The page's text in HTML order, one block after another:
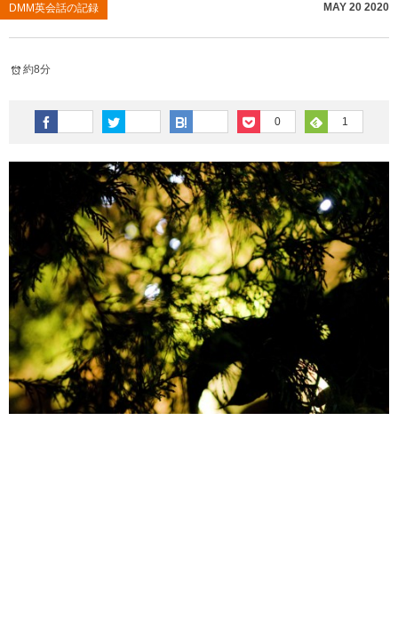
DMM英会話の記録 MAY 20 2020
約8分
0 1
TOEIC700点への道
英単語
その他英語関連
神戸
行ってきたあれこれ
旅行関連あれこれ
健康あれこれ
美容あれこれ